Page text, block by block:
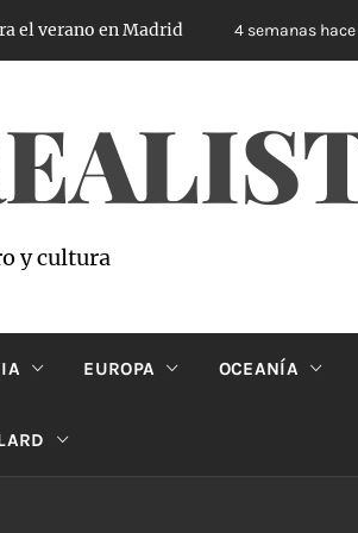
verano en Madrid 4 semanas hace
y cultura
EUROPA OCEANÍA